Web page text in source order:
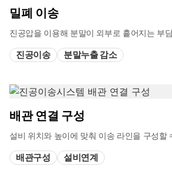
밀폐 이송
진공압을 이용해 분말이 외부로 흩어지는 부
진공이송 분말누출 감소
배관 연결 구성
설비 위치와 높이에 맞춰 이송 라인을 구성할
배관구성 설비연계